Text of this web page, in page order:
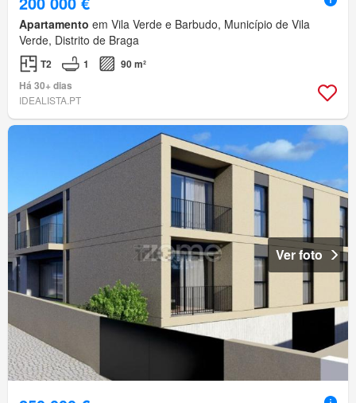
Apartamento em Vila Verde e Barbudo, Município de Vila
Verde, Distrito de Braga
T2 1
90 m²
Há 30+ dias
IDEALISTA.PT
Ver foto